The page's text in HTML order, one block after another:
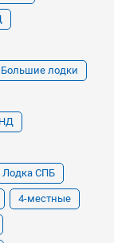
Большие лодки
Лодка СПБ
4-местные